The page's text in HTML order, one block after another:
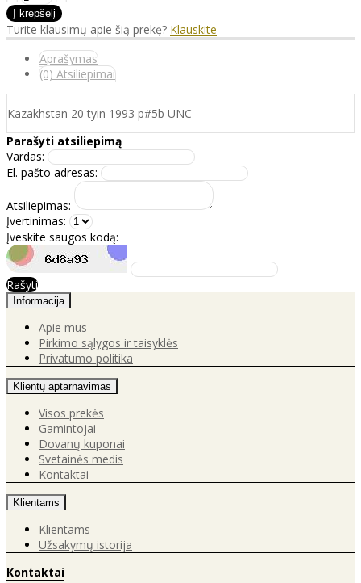
Turite klausimų apie šią prekę? Klauskite
Aprašymas
(0) Atsiliepimai
Kazakhstan 20 tyin 1993 p#5b UNC
Parašyti atsiliepimą
Vardas:
El. pašto adresas:
Atsiliepimas:
Įvertinimas:
Įveskite saugos kodą:
Rašyti
Informacija
Apie mus
Pirkimo sąlygos ir taisyklės
Privatumo politika
Klientų aptarnavimas
Visos prekės
Gamintojai
Dovanų kuponai
Svetainės medis
Kontaktai
Klientams
Klientams
Užsakymų istorija
Kontaktai